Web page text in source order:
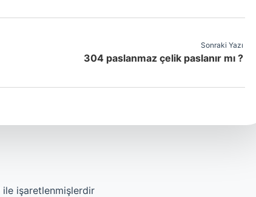
Sonraki Yazı
304 paslanmaz çelik paslanır mı ?
ile işaretlenmişlerdir